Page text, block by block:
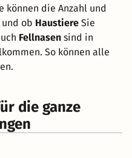
können die Anzahl und
ob Haustiere Sie
Fellnasen sind in
So können alle
die ganze